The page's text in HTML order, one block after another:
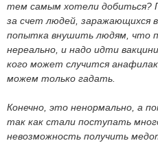
тем самым хотели добиться?
за счет людей, заражающихся
попытка внушить людям, что
нереально, и надо идти
кого может случится
можем только гадать.
Конечно, это ненормально, а
так как стали поступать
невозможность получить